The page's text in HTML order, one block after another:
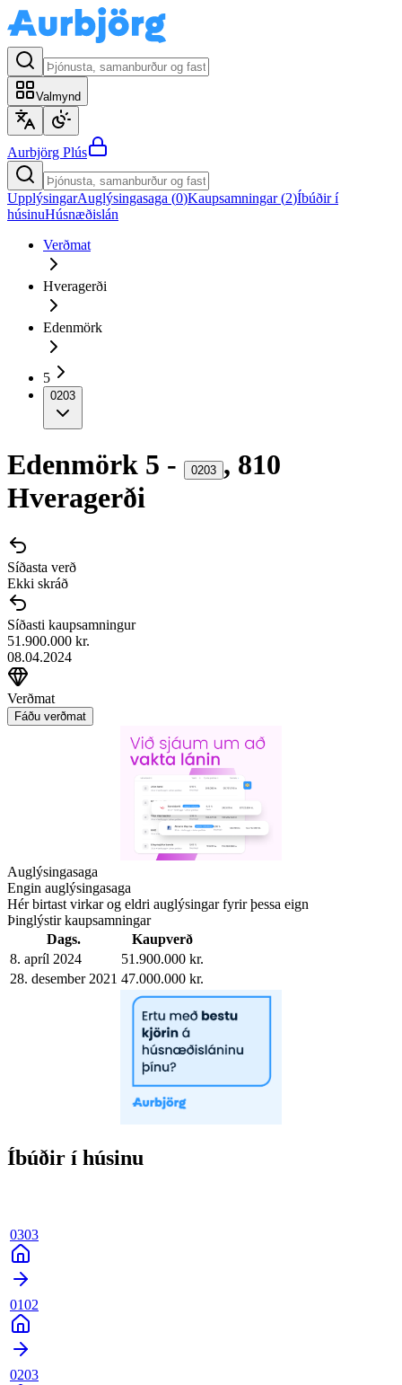
Valmynd
Aurbjörg Plús
UpplýsingarAuglýsingasaga (0)Kaupsamningar (2)Íbúðir í
húsinuHúsnæðislán
Verðmat
Hveragerði
Edenmörk
5
0203
Edenmörk 5 - 0203 , 810
Hveragerði
Síðasta verð
Ekki skráð
Síðasti kaupsamningur
51.900.000 kr.
08.04.2024
Verðmat
Fáðu verðmat
Auglýsingasaga
Engin auglýsingasaga
Hér birtast virkar og eldri auglýsingar fyrir þessa eign
Þinglýstir kaupsamningar
Dags.
Kaupverð
8. apríl 2024
51.900.000 kr.
28. desember 2021 47.000.000 kr.
Íbúðir í húsinu
0303
0102
0203